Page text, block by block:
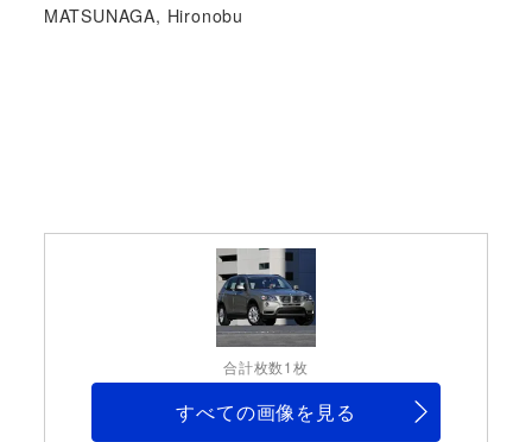
著
MATSUNAGA, Hironobu
合計枚数1枚
すべての画像を見る